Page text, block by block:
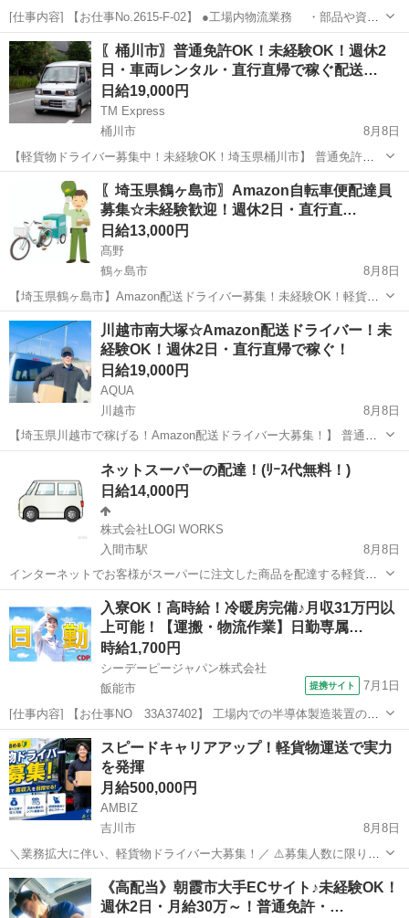
[仕事内容] 【お仕事No.2615-F-02】 ●工場内物流業務 ・部品や資材
の受け入れ ・倉庫内ピッキング ・製造工程への払い出し ・そ
の他付随する業務 ※半導体製造装置の工場内物流業務です。 ※台車や
ハンド...
埼玉 飯能市 その他
〖桶川市〗普通免許OK！未経験OK！週休2
日・車両レンタル・直行直帰で稼ぐ配送…
日給19,000円
TM Express
桶川市
8月8日
【軽貨物ドライバー募集中！未経験OK！埼玉県桶川市】 普通免許が
あれば、経験・年齢・性別・学歴・職歴不問！✨ 軽くて小さな荷物の
配送が中心なので、体力に自信がなくても大丈夫♪ 直行直帰OK！車両
レンタル制度あり！充実の研修...
桶川市 ドライバー 社用車
〖埼玉県鶴ヶ島市〗Amazon自転車便配達員
募集☆未経験歓迎！週休2日・直行直…
日給13,000円
髙野
鶴ヶ島市
8月8日
【埼玉県鶴ヶ島市】Amazon配送ドライバー募集！未経験OK！軽貨物
で【高収入】を目指しませんか？普通免許があればスタート可能☆週
休2日制で【プライベートも充実】！車両レンタル・直行直帰OK♪スマ
ホ操作ができれば◎！充実の研...
埼玉 鶴ヶ島市 ドライバー
川越市南大塚☆Amazon配送ドライバー！未
経験OK！週休2日・直行直帰で稼ぐ！
日給19,000円
AQUA
川越市
8月8日
【埼玉県川越市で稼げる！Amazon配送ドライバー大募集！】 普通免
許があれば未経験OK！「週休2日」でプライベートも充実♪ 軽くて小
さな荷物中心なので、女性や体力に自信がない方も安心です。直行直
帰可能！スマホ操作ができれ...
ドライバー Amazon
ネットスーパーの配達！(ﾘｰｽ代無料！)
日給14,000円
株式会社LOGl WORKS
入間市駅
8月8日
インターネットでお客様がスーパーに注文した商品を配達する軽貨物
の仕事です。 これから個人事業主として軽貨物の仕事をお考えの方に
向いております。 勿論経験者も大歓迎です。 車両は任意保険込みで無
料でリース致します。 休みの日に...
入間市駅 ドライバー ネットスーパー
入寮OK！高時給！冷暖房完備♪月収31万円以
上可能！【運搬・物流作業】日勤専属…
時給1,700円
シーデーピージャパン株式会社
飯能市
提携サイト 7月1日
[仕事内容] 【お仕事NO 33A37402】 工場内での半導体製造装置の運
搬・物流作業 ■工場内物流・部品供給スタッフ■ 半導体装置を製造し
ている工場内で、 部材の仕分け・ピッキング・部品供給を行うお仕事
です！ 未経...
埼玉 飯能市 その他
スピードキャリアアップ！軽貨物運送で実⼒
を発揮
月給500,000円
AMBIZ
吉川市
8月8日
＼業務拡大に伴い、軽貨物ドライバー大募集！／ ⚠️募集人数に限りが
ございます⚠️ 【勤務地】 埼玉県吉川市きよみ野 -------------------- 【報
酬】 月収目安28〜50万円 ※稼働日数や担当コ...
埼玉 吉川市 ドライバー 貨物
《高配当》朝霞市大手ECサイト♪未経験OK！
週休2日・月給30万～！普通免許・…